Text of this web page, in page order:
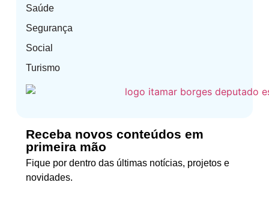
Saúde
Segurança
Social
Turismo
Receba novos conteúdos em
primeira mão
Fique por dentro das últimas notícias, projetos e
novidades.